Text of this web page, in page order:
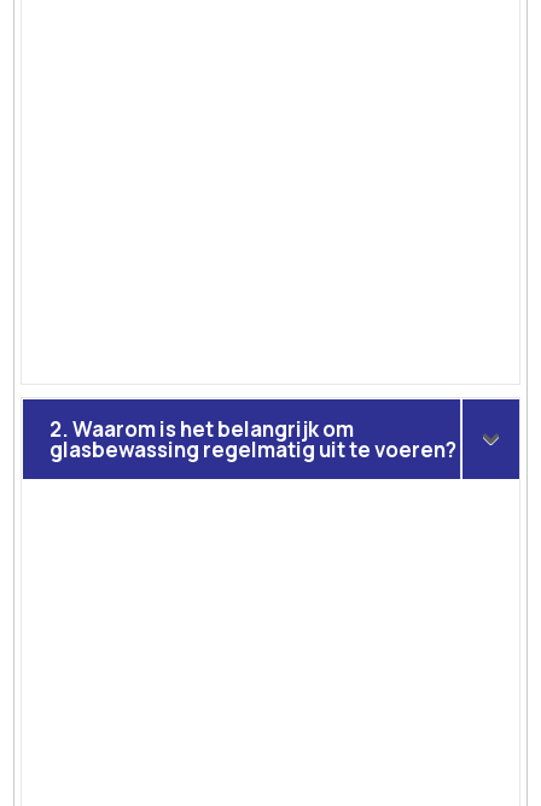
2. Waarom is het belangrijk om
glasbewassing regelmatig uit te voeren?